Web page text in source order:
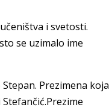
i svetosti.
se uzimalo ime
Prezimena koja